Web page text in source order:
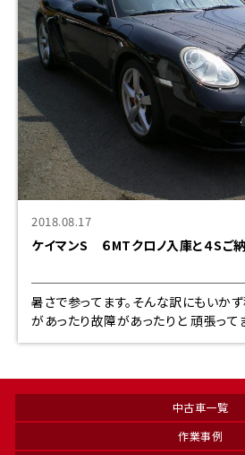
2018.08.17
ケイマンS ６MTクロノ入庫と４Sご
暑さで参ってます。そんな訳にもいか
があったり故障があったりと 頑張ってます。 ケイマンS ６MT
クロノ、スポーツシート付３８０００
中古車一覧
作業事例